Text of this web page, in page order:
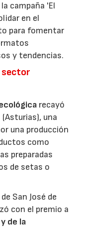
campaña 'El
en el
para fomentar
y tendencias.
sector
recayó
una
una producción
como
preparadas
de setas o
San José de
con el premio a
de la